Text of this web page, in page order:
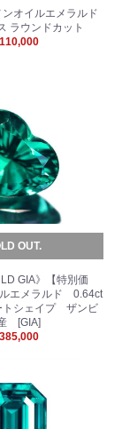
ンオイルエメラルド
ラウンドカット
OUT.
GIA》【特別価
エメラルド 0.64ct
シェイプ ザンビ
[GIA]